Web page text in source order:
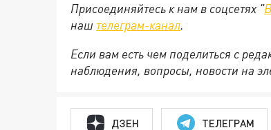
Присоединяйтесь к нам в соцсетях "
наш телеграм-канал.
Если вам есть чем поделиться с
наблюдения, вопросы, новости на
ДЗЕН ТЕЛЕГРАМ